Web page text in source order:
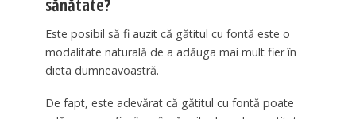
sănătate?
Este posibil să fi auzit că gătitul cu fontă este o
modalitate naturală de a adăuga mai mult fier în
dieta dumneavoastră.
De fapt, este adevărat că gătitul cu fontă poate